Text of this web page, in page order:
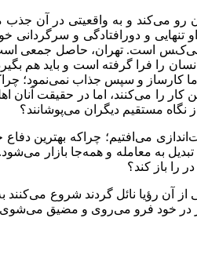
رو می‌کند و به واقعیتی در آن
تنهایی و دورافتادگی و
است. تهران، حاصل جمعی است
را فرا گرفته است و باید هم
ما کارساز و سپس جذاب نمی‌نمود؛
را می‌کنند، اما در حقیقت آنان
نگاه مستقیم دیگران می‌پوشانند؟
می‌افتیم؛ چراکه بهترین
تبدیل به معامله و همه‌جا بازار
را باز کند؟
آن رؤیا نائل گردند شروع
خود فرو می‌روی و مضیق می‌شوی